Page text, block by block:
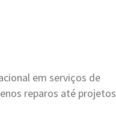
em serviços de
reparos até projetos